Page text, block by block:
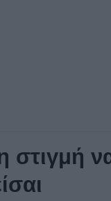
στιγμή